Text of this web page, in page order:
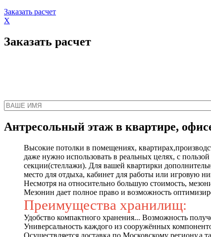
Заказать расчет
X
Заказать расчет
Антресольный этаж в квартире,
Высокие потолки в помещениях,
даже нужно использовать в реальных целях, с пользой
секции(стеллажи). Для вашей квартирки
место для отдыха, кабинет для работы или игровую
Несмотря на относительно большую стоимость,
Мезонин дает полное право и возможность
Преимущества хранилищ:
Удобство компактного хранения... Возможность
Универсальность каждого из сооружённых